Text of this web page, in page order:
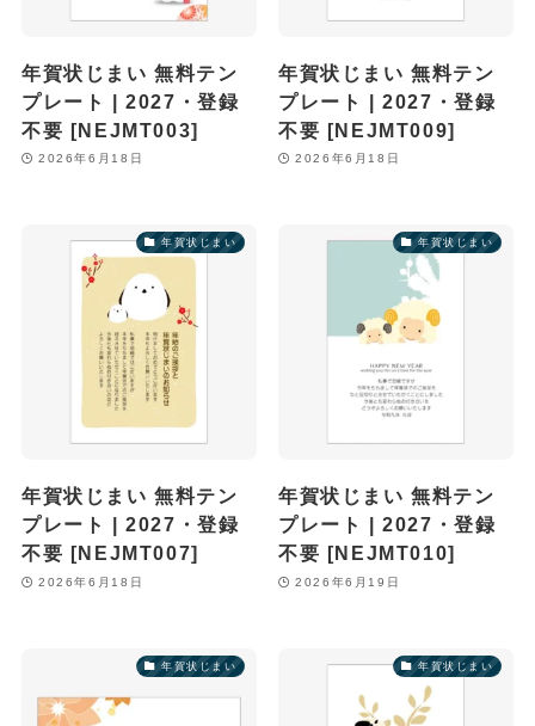
年賀状じまい 無料テン
プレート | 2027・登録
不要 [NEJMT003]
2026年6月18日
年賀状じまい 無料テン
プレート | 2027・登録
不要 [NEJMT009]
2026年6月18日
年賀状じまい
年賀状じまい 無料テン
プレート | 2027・登録
不要 [NEJMT007]
2026年6月18日
年賀状じまい
年賀状じまい 無料テン
プレート | 2027・登録
不要 [NEJMT010]
2026年6月19日
年賀状じまい 年賀状じまい